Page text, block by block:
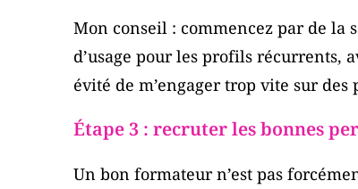
Mon conseil : commencez par de la
d’usage pour les profils récurrents,
évité de m’engager trop vite sur
Étape 3 : recruter les bonnes
Un bon formateur n’est pas